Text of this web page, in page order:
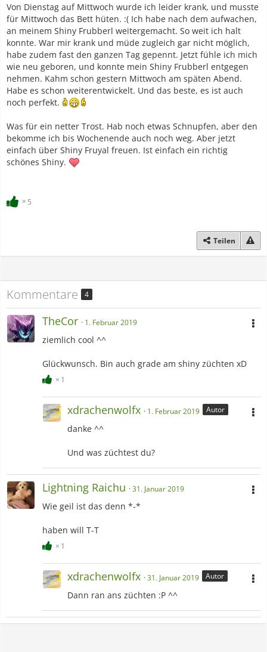
Von Dienstag auf Mittwoch wurde ich leider krank, und musste
für Mittwoch das Bett hüten. :( Ich habe nach dem aufwachen,
an meinem Shiny Frubberl weitergemacht. So weit ich halt
konnte. War mir krank und müde zugleich gar nicht möglich,
habe zudem fast den ganzen Tag gepennt. Jetzt fühle ich mich
wie neu geboren, und konnte mein Shiny Frubberl entgegen
nehmen. Kahm schon gestern Mittwoch am späten Abend.
Habe es schon weiterentwickelt. Und das beste, es ist auch
noch perfekt.
Was für ein netter Trost. Hab noch etwas Schnupfen, aber den
bekomme ich bis Wochenende auch noch weg. Aber jetzt
einfach über Shiny Fruyal freuen. Ist einfach ein richtig
schönes Shiny.
5
Teilen
Kommentare 4
TheCor 1. Februar 2019
ziemlich cool ^^
Glückwunsch. Bin auch grade am shiny züchten xD
1
xdrachenwolfx 1. Februar 2019 Autor
danke ^^
Und was züchtest du?
Lightning Raichu 31. Januar 2019
Wie geil ist das denn *-*
haben will T-T
1
xdrachenwolfx 31. Januar 2019 Autor
Dann ran ans züchten :P ^^